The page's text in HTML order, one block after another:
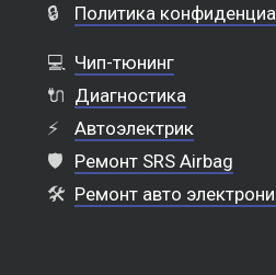
🔒
Политика
💻 Чип-тюнинг
🔌 Диагностика
⚡
Автоэлектрик
🛡️ Ремонт SRS Airbag
🛠️ Ремонт авто